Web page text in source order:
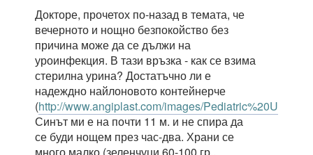
Докторе, прочетох по-назад в темата, че
вечерното и нощно безпокойство без
причина може да се дължи на
уроинфекция. В тази връзка - как се взима
стерилна урина? Достатъчно ли е
надеждно найлоновото контейнерче
(http://www.angiplast.com/images/
Синът ми е на почти 11 м. и не спира да
се буди нощем през час-два. Храни се